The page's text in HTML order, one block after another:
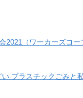
2021（ワーカーズコー
プラスチックごみと